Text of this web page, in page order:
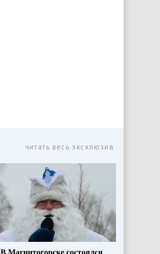
читать весь эксклюзив